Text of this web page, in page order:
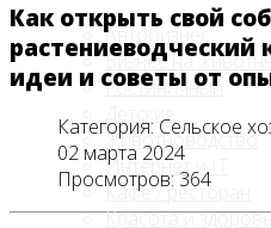
Автобизнес
Бизнес на
Гостиничный
Детские
Животноводство
Интернет и IT
Кафе / ресторан
Красота и
Как открыть свой
растениеводческий
идеи и советы от
Категория: Сельское
02 марта 2024
Просмотров: 364